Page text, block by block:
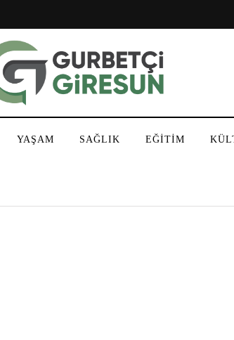
YAŞAM SAĞLIK EĞİTİM